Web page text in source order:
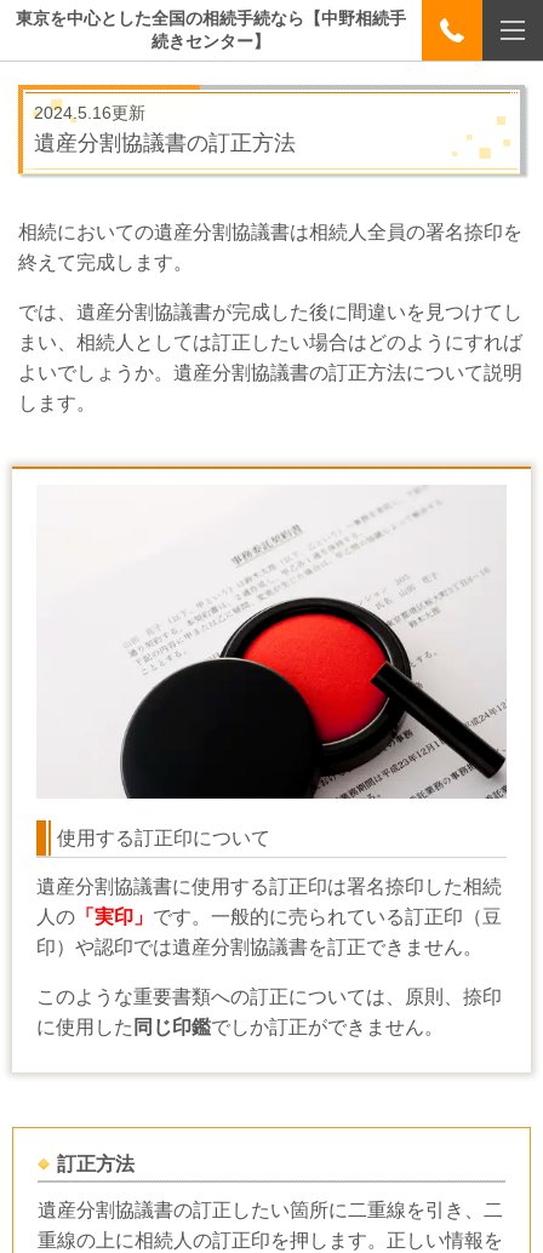
東京を中心とした全国の相続手続なら【中野相続手
続きセンター】
2024.5.16更新
遺産分割協議書の訂正方法
相続においての遺産分割協議書は相続人全員の署名捺印を
終えて完成します。
では、遺産分割協議書が完成した後に間違いを見つけてし
まい、相続人としては訂正したい場合はどのようにすれば
よいでしょうか。遺産分割協議書の訂正方法について説明
します。
使用する訂正印について
遺産分割協議書に使用する訂正印は署名捺印した相続
人の 「実印」 です。一般的に売られている訂正印（豆
印）や認印では遺産分割協議書を訂正できません。
このような重要書類への訂正については、原則、捺印
に使用した 同じ印鑑でしか訂正ができません。
訂正方法
遺産分割協議書の訂正したい箇所に二重線を引き、二
重線の上に相続人の訂正印を押します。正しい情報を